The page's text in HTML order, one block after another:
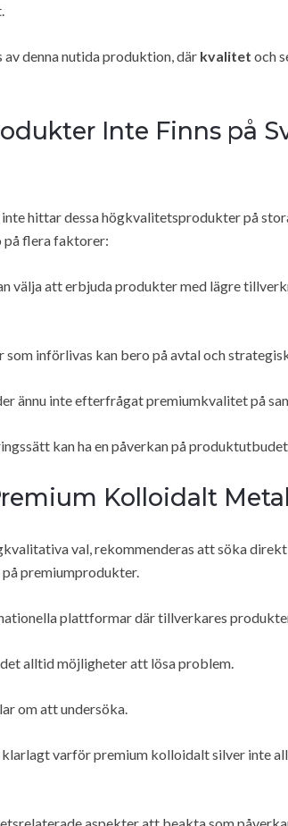
av denna nutida produktion, där kvalitet och
Inte Finns på
hittar dessa högkvalitetsprodukter på
på flera faktorer:
välja att erbjuda produkter med lägre
införlivas kan bero på avtal och
ännu inte efterfrågat premiumkvalitet på
kan ha en påverkan på
Kolloidalt
val, rekommenderas att söka
premiumprodukter.
plattformar där tillverkares
alltid möjligheter att lösa problem.
om att undersöka.
varför premium kolloidalt silver inte